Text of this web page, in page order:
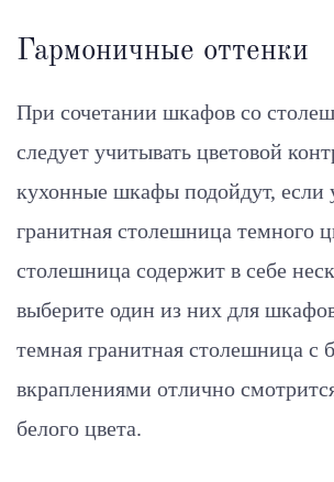
Гармоничные оттенки
При сочетании шкафов со
следует учитывать цветовой
кухонные шкафы подойдут, если
гранитная столешница темного
столешница содержит в себе
выберите один из них для
темная гранитная столешница с
вкраплениями отлично
белого цвета.